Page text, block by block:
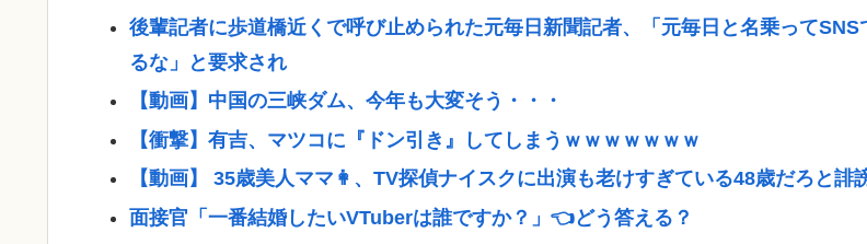
後輩記者に歩道橋近くで呼び止められた元毎日新聞記者、「元毎日と名乗ってSNS
るな」と要求され
【動画】中国の三峡ダム、今年も大変そう・・・
【衝撃】有吉、マツコに『ドン引き』してしまうｗｗｗｗｗｗｗ
【動画】 35歳美人ママ👩、TV探偵ナイスクに出演も老けすぎている48歳だろと誹
面接官「一番結婚したいVTuberは誰ですか？」👈どう答える？